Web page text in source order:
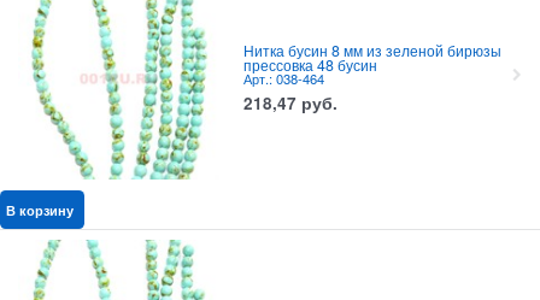
Нитка бусин 8 мм из зеленой бирюзы
прессовка 48 бусин
Арт.: 038-464
218,47 руб.
В корзину